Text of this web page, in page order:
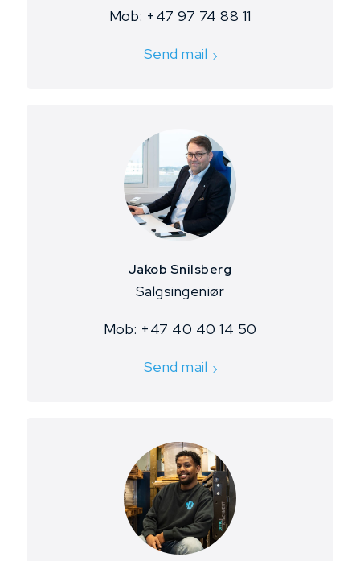
Mob: +47 97 74 88 11
Send mail
Jakob Snilsberg
Salgsingeniør
Mob: +47 40 40 14 50
Send mail